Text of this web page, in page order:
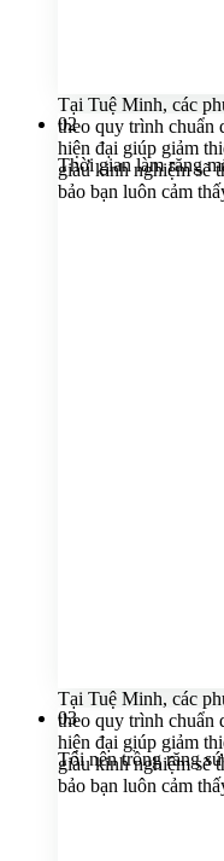
Tại Tuệ Minh, các
theo quy trình chuẩn
hiện đại giúp giảm
giàu kinh nghiệm sẽ
bảo bạn luôn cảm
02
Thời gian làm răng
Tại Tuệ Minh, các
theo quy trình chuẩn
hiện đại giúp giảm
giàu kinh nghiệm sẽ
bảo bạn luôn cảm
03
Tôi nên trồng răng